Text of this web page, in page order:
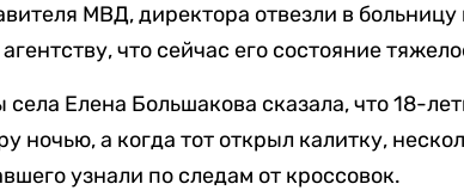
МВД, директора отвезли в больницу
что сейчас его состояние
села Елена Большакова сказала, что 18-
ночью, а когда тот открыл калитку,
узнали по следам от кроссовок.